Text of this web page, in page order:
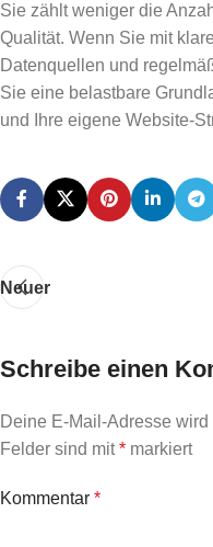
Sie zählt weniger die
Qualität. Wenn Sie mit
Datenquellen und
Sie eine belastbare
und Ihre eigene Website-
Neuer
Schreibe einen
Deine E-Mail-Adresse
Felder sind mit* markiert
Kommentar *